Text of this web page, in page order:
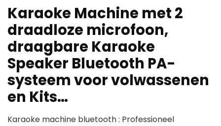
Karaoke Machine met 2
draadloze microfoon,
draagbare Karaoke
Speaker Bluetooth PA-
systeem voor volwassenen
en Kits…
Karaoke machine bluetooth : Professioneel